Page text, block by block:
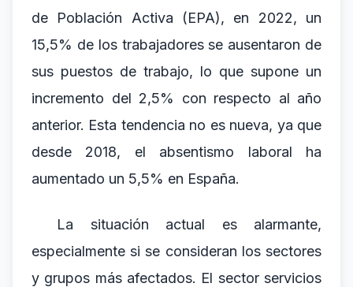
de Población Activa (EPA), en 2022, un
15,5% de los trabajadores se ausentaron de
sus puestos de trabajo, lo que supone un
incremento del 2,5% con respecto al año
anterior. Esta tendencia no es nueva, ya que
desde 2018, el absentismo laboral ha
aumentado un 5,5% en España.
La situación actual es alarmante,
especialmente si se consideran los sectores
y grupos más afectados. El sector servicios